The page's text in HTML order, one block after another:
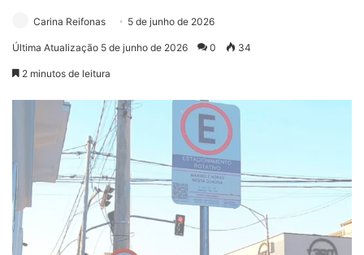
Carina Reifonas 5 de junho de 2026
Última Atualização 5 de junho de 2026 0 34
2 minutos de leitura